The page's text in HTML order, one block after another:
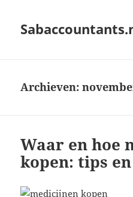
Archieven:
Waar en hoe
kopen: tips